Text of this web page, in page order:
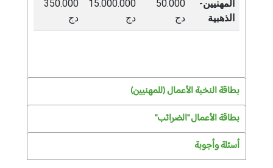
المهنيين-
الذهبية
50.000
دج
15.000.000
دج
350.000
دج
بطاقة النخبة الأعمال (للمهنيين)
بطاقة الأعمال "الضرائب"
أسئلة وأجوبة